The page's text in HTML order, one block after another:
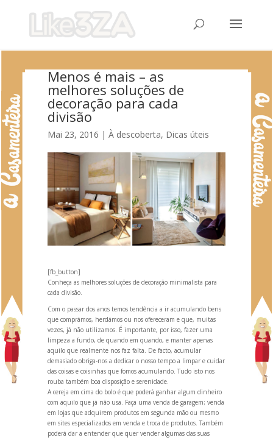
Menos é mais – as
melhores soluções de
decoração para cada
divisão
Mai 23, 2016 | À descoberta, Dicas úteis
[fb_button]
Conheça as melhores soluções de decoração minimalista para
cada divisão.
Com o passar dos anos temos tendência a ir acumulando bens
que comprámos, herdámos ou nos ofereceram e que, muitas
vezes, já não utilizamos. É importante, por isso, fazer uma
limpeza a fundo, de quando em quando, e manter apenas
aquilo que realmente nos faz falta. De facto, acumular
demasiado obriga-nos a dedicar o nosso tempo a limpar e cuidar
das coisas e coisinhas que fomos acumulando. Tudo isto nos
rouba também boa disposição e serenidade.
A cereja em cima do bolo é que poderá ganhar algum dinheiro
com aquilo que já não usa. Faça uma venda de garagem; venda
em lojas que adquirem produtos em segunda mão ou mesmo
em sites especializados em venda e troca de produtos. Também
poderá dar a entender que quer vender algumas das suas